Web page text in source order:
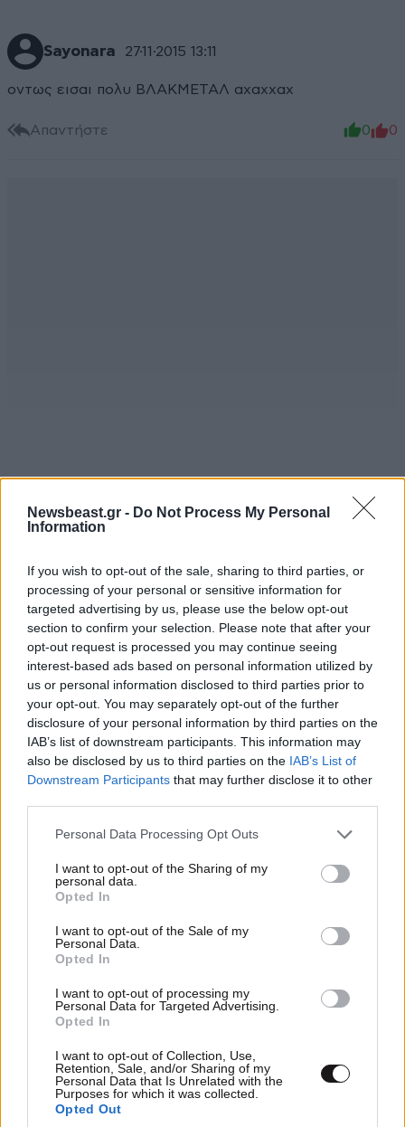
Newsbeast.gr - Do Not Process My Personal
Information
If you wish to opt-out of the sale, sharing to third parties, or
processing of your personal or sensitive information for
targeted advertising by us, please use the below opt-out
section to confirm your selection. Please note that after your
opt-out request is processed you may continue seeing
interest-based ads based on personal information utilized by
us or personal information disclosed to third parties prior to
your opt-out. You may separately opt-out of the further
disclosure of your personal information by third parties on the
IAB’s list of downstream participants. This information may
also be disclosed by us to third parties on the IAB’s List of
Downstream Participants that may further disclose it to other
Please note that this website/app uses one or more Google
not limited to your visit or usage behaviour. You may click to
grant or deny consent to Google and its third-party tags to
use your data for below specified purposes in below Google
consent section.
Personal Data Processing Opt Outs
I want to opt-out of the Sharing of my
personal data.
Opted In
I want to opt-out of the Sale of my
Personal Data.
Opted In
I want to opt-out of processing my
Personal Data for Targeted Advertising.
Opted In
I want to opt-out of Collection, Use,
Retention, Sale, and/or Sharing of my
Personal Data that Is Unrelated with the
Purposes for which it was collected.
Opted Out
Sayonara 27·11·2015 13:11
οντως εισαι πολυ ΒΛΑΚΜΕΤΑΛ αχαχχαχ
Απαντήστε 0 0
Γελοίοι. Τι θέλουν να δείξουν;
Απαντήστε
Μ. 26·11·2015 18:47
....ήθελαν να τους προϊδεάσουν για την φύση των
ντόπιων! Ντροπή τους!!!!
Απαντήστε
Youhou 26·11·2015 18:27
Δεν είναι γουρουνοκεφαλές. Είναι
χαζοολλανδοκεφαλές
Απαντήστε
ria 2 26·11·2015 17:02
Καλα, ολοι αυτοι οι ταλαιπωρημενοι που τρεχουν να
σωθουν απο τον πολεμο και τους τζιχαντιστες και
εχουν δει τοσα τα ματια τους, θεωρουν "σκηνικο
τρομου" τις γουρουνοκεφαλες...??? Θα μας
ΠΕΡΙΣΣΟΤΕΡΑ ΣΧΟΛΙΑ
TRENDING
LIFESTYLE07·08·2026 18:48
αχαριστία των ανθρώπων του χώρου»